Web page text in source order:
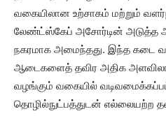
வகையிலான உற்சாகம் மற்றும்
லேண்ட்ஸ்கேப் அசோர்டின் அடுத்த
நகரமாக அமைந்தது. இந்த கடை
ஆடைகளைத் தவிர அதிக
வழங்கும் வகையில்
தொழில்நுட்பத்துடன் எல்லையற்ற